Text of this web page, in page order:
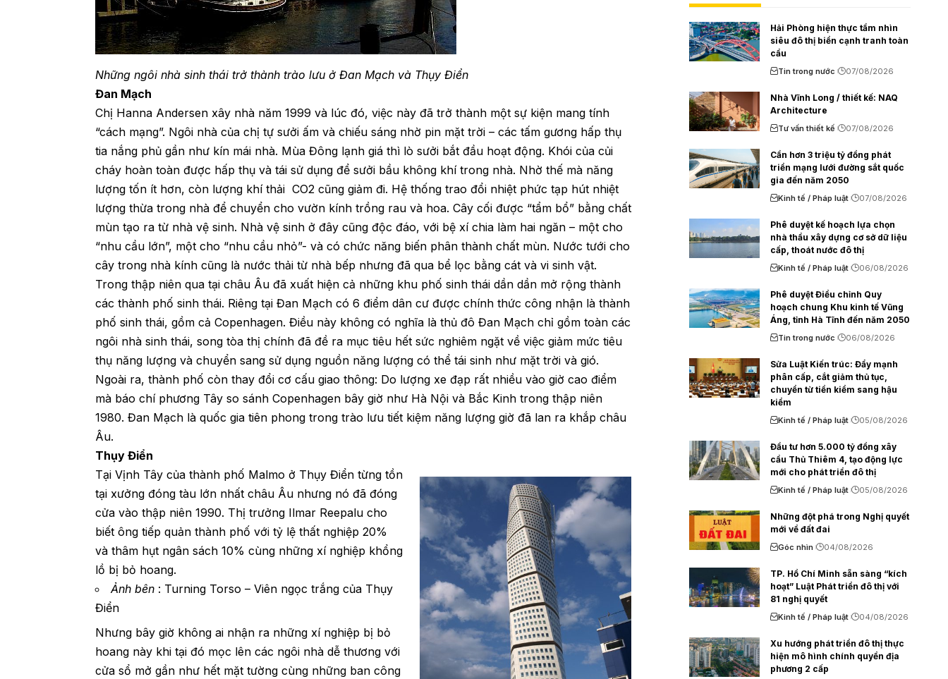
Những ngôi nhà sinh thái trở thành trào lưu ở Đan Mạch và Thụy Điển
Đan Mạch
Chị Hanna Andersen xây nhà năm 1999 và lúc đó, việc này đã trở thành một sự kiện mang tính
“cách mạng”. Ngôi nhà của chị tự sưởi ấm và chiếu sáng nhờ pin mặt trời – các tấm gương hấp thụ
tia nắng phủ gần như kín mái nhà. Mùa Đông lạnh giá thì lò sưởi bắt đầu hoạt động. Khói của củi
cháy hoàn toàn được hấp thụ và tái sử dụng để sưởi bầu không khí trong nhà. Nhờ thế mà năng
lượng tốn ít hơn, còn lượng khí thải CO2 cũng giảm đi. Hệ thống trao đổi nhiệt phức tạp hút nhiệt
lượng thừa trong nhà để chuyển cho vườn kính trồng rau và hoa. Cây cối được “tẩm bổ” bằng chất
mùn tạo ra từ nhà vệ sinh. Nhà vệ sinh ở đây cũng độc đáo, với bệ xí chia làm hai ngăn – một cho
“nhu cầu lớn”, một cho “nhu cầu nhỏ”- và có chức năng biến phân thành chất mùn. Nước tưới cho
cây trong nhà kính cũng là nước thải từ nhà bếp nhưng đã qua bể lọc bằng cát và vi sinh vật.
Trong thập niên qua tại châu Âu đã xuất hiện cả những khu phố sinh thái dần dần mở rộng thành
các thành phố sinh thái. Riêng tại Đan Mạch có 6 điểm dân cư được chính thức công nhận là thành
phố sinh thái, gồm cả Copenhagen. Điều này không có nghĩa là thủ đô Đan Mạch chỉ gồm toàn các
ngôi nhà sinh thái, song tòa thị chính đã đề ra mục tiêu hết sức nghiêm ngặt về việc giảm mức tiêu
thụ năng lượng và chuyển sang sử dụng nguồn năng lượng có thể tái sinh như mặt trời và gió.
Ngoài ra, thành phố còn thay đổi cơ cấu giao thông: Do lượng xe đạp rất nhiều vào giờ cao điểm
mà báo chí phương Tây so sánh Copenhagen bây giờ như Hà Nội và Bắc Kinh trong thập niên
1980. Đan Mạch là quốc gia tiên phong trong trào lưu tiết kiệm năng lượng giờ đã lan ra khắp châu
Âu.
Thụy Điển
Tại Vịnh Tây của thành phố Malmo ở Thụy Điển từng tồn
tại xưởng đóng tàu lớn nhất châu Âu nhưng nó đã đóng
cửa vào thập niên 1990. Thị trưởng Ilmar Reepalu cho
biết ông tiếp quản thành phố với tỷ lệ thất nghiệp 20%
và thâm hụt ngân sách 10% cùng những xí nghiệp khổng
lồ bị bỏ hoang.
Ảnh bên : Turning Torso – Viên ngọc trắng của Thụy
Điển
Nhưng bây giờ không ai nhận ra những xí nghiệp bị bỏ
hoang này khi tại đó mọc lên các ngôi nhà dễ thương với
cửa sổ mở gần như hết mặt tường cùng những ban công
Hải Phòng hiện thực tầm nhìn
siêu đô thị biển cạnh tranh toàn
cầu
Tin trong nước 07/08/2026
Nhà Vĩnh Long / thiết kế: NAQ
Architecture
Tư vấn thiết kế 07/08/2026
Cần hơn 3 triệu tỷ đồng phát
triển mạng lưới đường sắt quốc
gia đến năm 2050
Kinh tế / Pháp luật 07/08/2026
Phê duyệt kế hoạch lựa chọn
nhà thầu xây dựng cơ sở dữ liệu
cấp, thoát nước đô thị
Kinh tế / Pháp luật 06/08/2026
Phê duyệt Điều chỉnh Quy
hoạch chung Khu kinh tế Vũng
Áng, tỉnh Hà Tĩnh đến năm 2050
Tin trong nước 06/08/2026
Sửa Luật Kiến trúc: Đẩy mạnh
phân cấp, cắt giảm thủ tục,
chuyển từ tiền kiểm sang hậu
kiểm
Kinh tế / Pháp luật 05/08/2026
Đầu tư hơn 5.000 tỷ đồng xây
cầu Thủ Thiêm 4, tạo động lực
mới cho phát triển đô thị
Kinh tế / Pháp luật 05/08/2026
Những đột phá trong Nghị quyết
mới về đất đai
Góc nhìn 04/08/2026
TP. Hồ Chí Minh sẵn sàng “kích
hoạt” Luật Phát triển đô thị với
81 nghị quyết
Kinh tế / Pháp luật 04/08/2026
Xu hướng phát triển đô thị thực
hiện mô hình chính quyền địa
phương 2 cấp